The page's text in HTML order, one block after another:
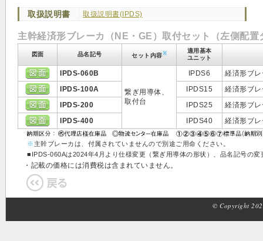
取扱説明書 取扱説明書(IPDS)
主幹経済形ブレーカ（NE・GE）取付セット（左側配置
図面 品名記号 セット内容※
適用基本
ユニット
IPDS-060B
繋ぎ用導体、
取付台
IPDS6
経済形ブ
IPDS-100A
IPDS15
経済形ブ
IPDS-200
IPDS25
経済形ブ
IPDS-400
IPDS40 経済形ブ
※主幹ブレーカは、付属されていませんので別途ご用命ください。
■IPDS-060Aは2024年4月より仕様変更（繋ぎ用導体の形状）、品名記号の
・記載の価格には消費税は含まれていません。
© Copyright